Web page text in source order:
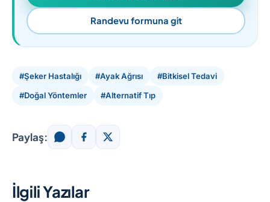
Randevu formuna git
#Şeker Hastalığı #Ayak Ağrısı #Bitkisel Tedavi
#Doğal Yöntemler #Alternatif Tıp
Paylaş:
İlgili Yazılar